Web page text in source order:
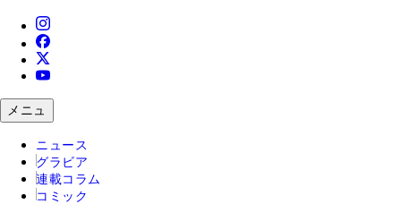
メニュ
ニュース
グラビア
連載コラム
コミック